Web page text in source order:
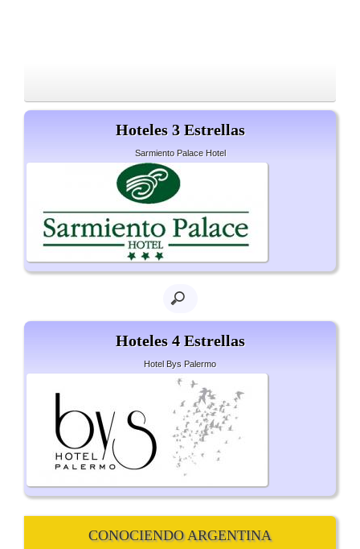
Hoteles 3 Estrellas
Sarmiento Palace Hotel
Hoteles 4 Estrellas
Hotel Bys Palermo
CONOCIENDO ARGENTINA